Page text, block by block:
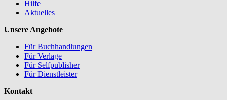
Hilfe
Aktuelles
Unsere Angebote
Für Buchhandlungen
Für Verlage
Für Selfpublisher
Für Dienstleister
Kontakt